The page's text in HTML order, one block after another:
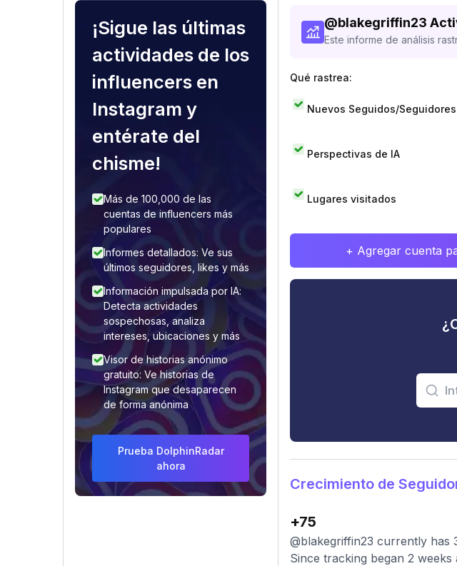
¡Sigue las últimas
actividades de los
influencers en
Instagram y
entérate del
chisme!
Más de 100,000 de las
cuentas de influencers más
populares
Informes detallados: Ve sus
últimos seguidores, likes y más
Información impulsada por IA:
Detecta actividades
sospechosas, analiza
intereses, ubicaciones y más
Visor de historias anónimo
gratuito: Ve historias de
Instagram que desaparecen
de forma anónima
Prueba DolphinRadar
ahora
@blakegriffin23
Este informe de análisis
Qué rastrea:
Nuevos Seguidos/Seguidores
Perspectivas de IA
Lugares visitados
+ Agregar cuenta
Crecimiento de
+75
@blakegriffin23 currently has
Since tracking began 2